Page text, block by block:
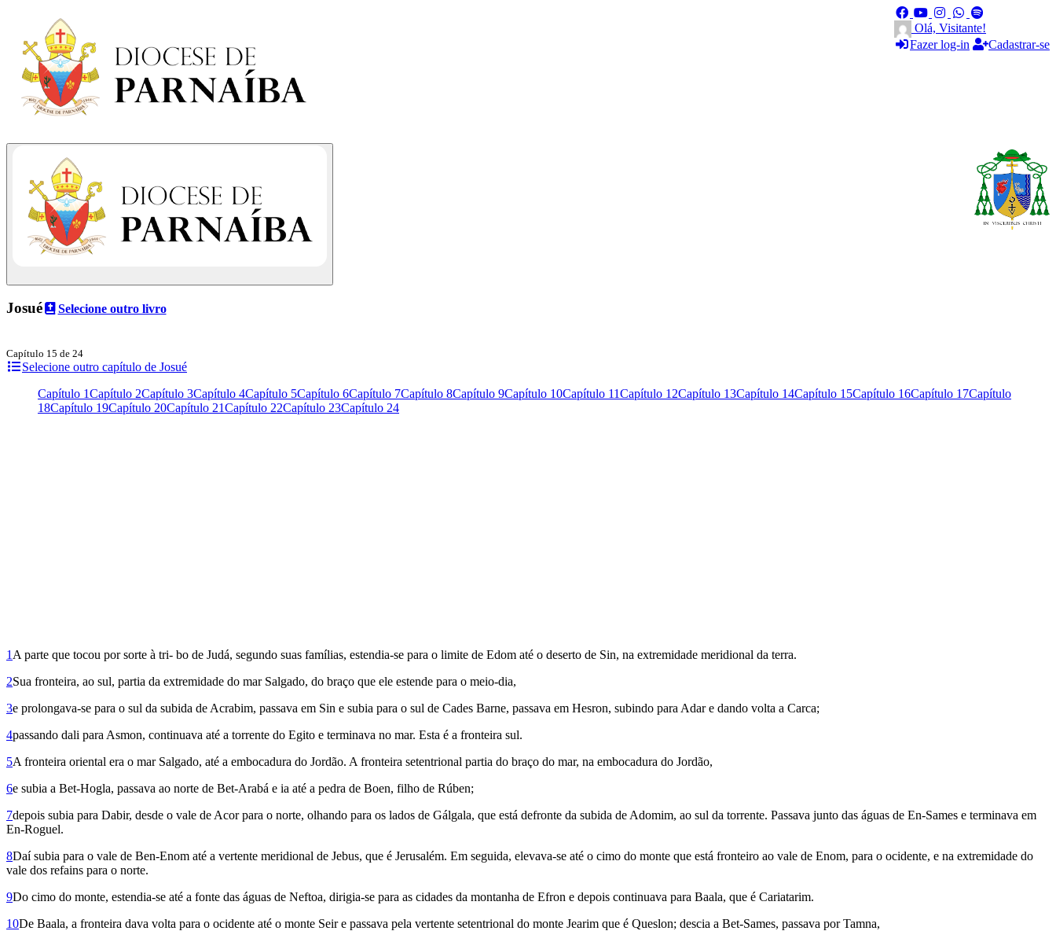
Olá, Visitante!
Fazer log-in
Cadastrar-se
Josué Selecione outro livro
Capítulo 15 de 24
Selecione outro capítulo de Josué
Capítulo 1Capítulo 2Capítulo 3Capítulo 4Capítulo 5Capítulo 6Capítulo 7Capítulo 8Capítulo 9Capítulo 10Capítulo 11Capítulo 12Capítulo 13Capítulo 14Capítulo 15Capítulo 16Capítulo 17Capítulo
18Capítulo 19Capítulo 20Capítulo 21Capítulo 22Capítulo 23Capítulo 24
1 A parte que tocou por sorte à tri- bo de Judá, segundo suas famílias, estendia-se para o limite de Edom até o deserto de Sin, na extremidade meridional da terra.
2Sua fronteira, ao sul, partia da extremidade do mar Salgado, do braço que ele estende para o meio-dia,
3e prolongava-se para o sul da subida de Acrabim, passava em Sin e subia para o sul de Cades Barne, passava em Hesron, subindo para Adar e dando volta a Car­ca;
4passando dali para Asmon, continuava até a torrente do Egito e terminava no mar. Esta é a fronteira sul.
5A fronteira oriental era o mar Salgado, até a embocadura do Jordão. A fronteira setentrional partia do braço do mar, na embocadura do Jordão,
6e subia a Bet-Hogla, passava ao norte de Bet-Arabá e ia até a pedra de Boen, filho de Rúben;
7depois subia para Dabir, desde o vale de Acor para o norte, olhando para os lados de Gálgala, que está defronte da subida de Adomim, ao sul da torrente. Passava junto das águas de En-Sames e terminava em
En-Roguel.
8Daí subia para o vale de Ben-Enom até a vertente meridional de Jebus, que é Jerusalém. Em seguida, elevava-se até o cimo do monte que está fronteiro ao vale de Enom, para o ocidente, e na extremidade do
vale dos refains para o norte.
9Do cimo do monte, estendia-se até a fonte das águas de Neftoa, dirigia-se para as cidades da montanha de Efron e depois continuava para Baala, que é Cariatarim.
10De Baala, a fronteira dava volta para o ocidente até o monte Seir e passava pela vertente setentrional do monte Jearim que é Queslon; descia a Bet-Sames, passava por Tamna,